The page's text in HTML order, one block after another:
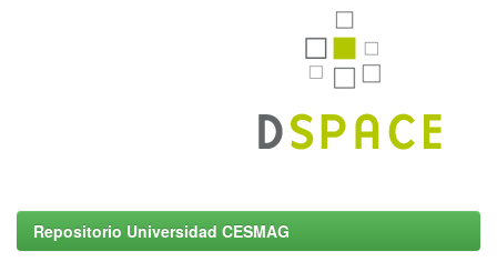
Repositorio Universidad CESMAG